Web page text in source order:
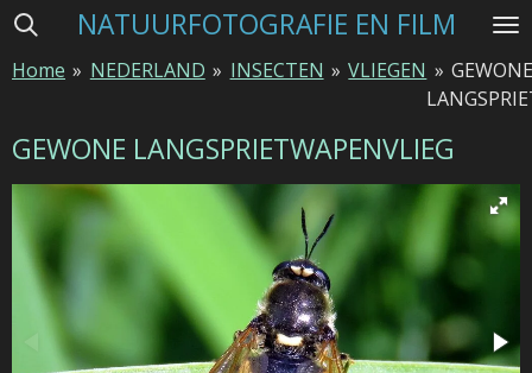
Ga
naar
hoofdinhoud
NATUURFOTOGRAFIE EN FILM
Home » NEDERLAND » INSECTEN » VLIEGEN »
GEWONE LANGSPRIETWAPENVLIEG